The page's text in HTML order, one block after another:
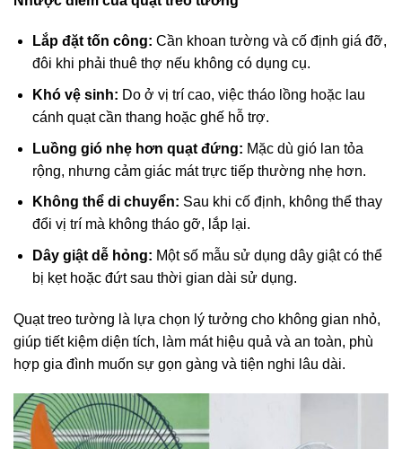
Lắp đặt tốn công: Cần khoan tường và cố định giá đỡ,
đôi khi phải thuê thợ nếu không có dụng cụ.
Khó vệ sinh: Do ở vị trí cao, việc tháo lồng hoặc lau
cánh quạt cần thang hoặc ghế hỗ trợ.
Luồng gió nhẹ hơn quạt đứng: Mặc dù gió lan tỏa
rộng, nhưng cảm giác mát trực tiếp thường nhẹ hơn.
Không thể di chuyển: Sau khi cố định, không thể thay
đổi vị trí mà không tháo gỡ, lắp lại.
Dây giật dễ hỏng: Một số mẫu sử dụng dây giật có thể
bị kẹt hoặc đứt sau thời gian dài sử dụng.
Quạt treo tường là lựa chọn lý tưởng cho không gian nhỏ,
giúp tiết kiệm diện tích, làm mát hiệu quả và an toàn, phù
hợp gia đình muốn sự gọn gàng và tiện nghi lâu dài.